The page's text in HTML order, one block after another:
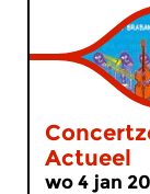
Actueel
wo 4 jan